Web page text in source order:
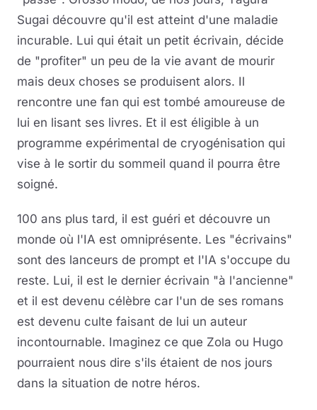
Sugai découvre qu'il est atteint d'une maladie
incurable. Lui qui était un petit écrivain, décide
de "profiter" un peu de la vie avant de mourir
mais deux choses se produisent alors. Il
rencontre une fan qui est tombé amoureuse de
lui en lisant ses livres. Et il est éligible à un
programme expérimental de cryogénisation qui
vise à le sortir du sommeil quand il pourra être
soigné.
100 ans plus tard, il est guéri et découvre un
monde où l'IA est omniprésente. Les "écrivains"
sont des lanceurs de prompt et l'IA s'occupe du
reste. Lui, il est le dernier écrivain "à l'ancienne"
et il est devenu célèbre car l'un de ses romans
est devenu culte faisant de lui un auteur
incontournable. Imaginez ce que Zola ou Hugo
pourraient nous dire s'ils étaient de nos jours
dans la situation de notre héros.